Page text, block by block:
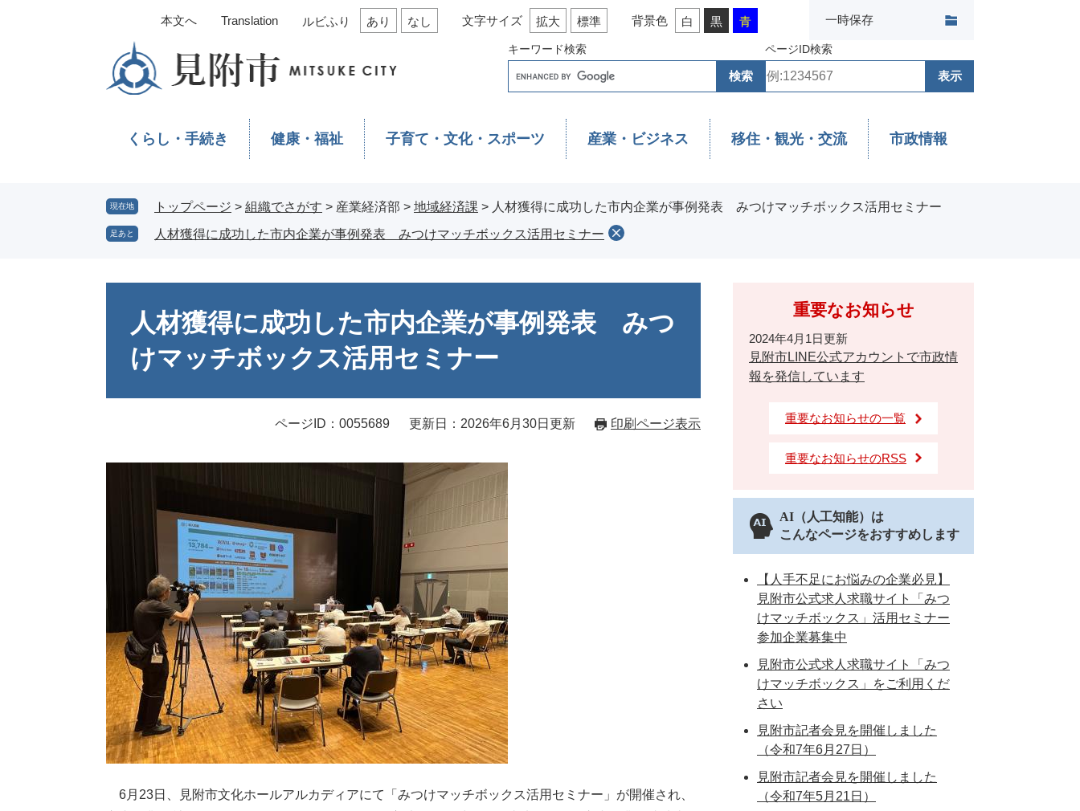
キーワード検索 ページID検索
本文へ Translation ルビふり あり なし 文字サイズ 拡大 標準 背景色 白 黒 青 一時保存
くらし・手続き 健康・福祉 子育て・文化・スポーツ 産業・ビジネス 移住・観光・交流 市政情報
現在地 トップページ > 組織でさがす > 産業経済部 > 地域経済課 > 人材獲得に成功した市内企業が事例発表 みつけマッチボックス活用セミナー
足あと 人材獲得に成功した市内企業が事例発表 みつけマッチボックス活用セミナー
人材獲得に成功した市内企業が事例発表 みつ
けマッチボックス活用セミナー
ページID：0055689 更新日：2026年6月30日更新 印刷ページ表示
6月23日、見附市文化ホールアルカディアにて「みつけマッチボックス活用セミナー」が開催され、
重要なお知らせ
2024年4月1日更新
見附市LINE公式アカウントで市政情
報を発信しています
重要なお知らせの一覧
重要なお知らせのRSS
AI（人工知能）は
こんなページをおすすめします
【人手不足にお悩みの企業必見】
見附市公式求人求職サイト「みつ
けマッチボックス」活用セミナー
参加企業募集中
見附市公式求人求職サイト「みつ
けマッチボックス」をご利用くだ
さい
見附市記者会見を開催しました
（令和7年6月27日）
見附市記者会見を開催しました
（令和7年5月21日）